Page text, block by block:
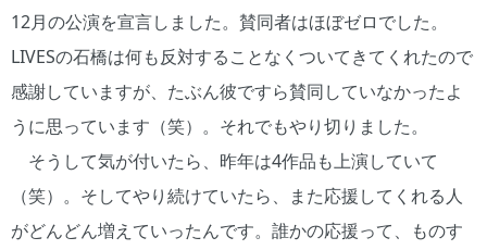
12月の公演を宣言しました。賛同者はほぼゼロでした。
LIVESの石橋は何も反対することなくついてきてくれたので
感謝していますが、たぶん彼ですら賛同していなかったよ
うに思っています（笑）。それでもやり切りました。
そうして気が付いたら、昨年は4作品も上演していて
（笑）。そしてやり続けていたら、また応援してくれる人
がどんどん増えていったんです。誰かの応援って、ものす